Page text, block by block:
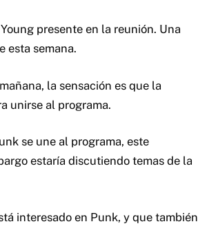
presente en la reunión. Una
esta semana.
la sensación es que la
unirse al programa.
se une al programa, este
estaría discutiendo temas de la
interesado en Punk, y que también